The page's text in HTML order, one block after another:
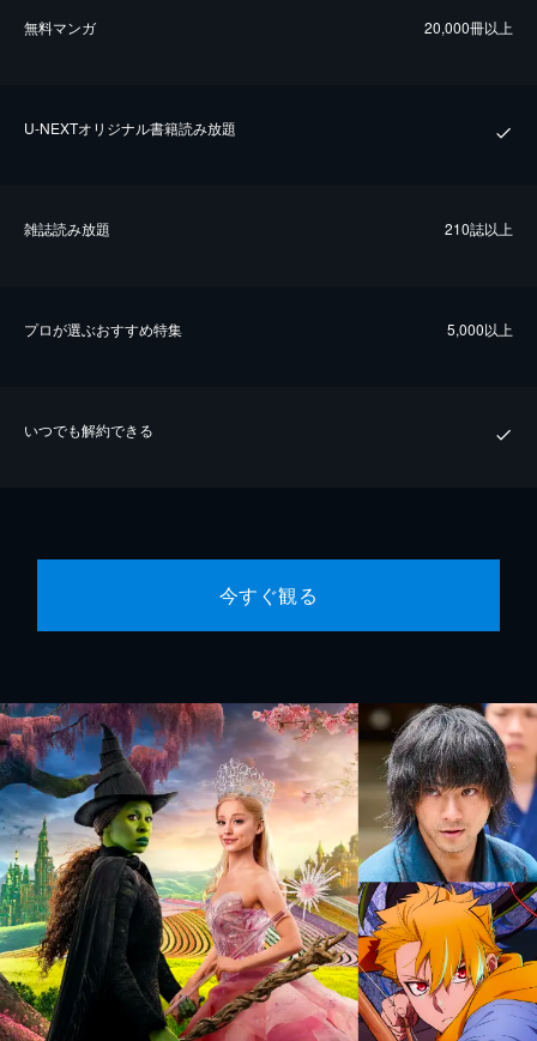
無料マンガ 20,000冊以上
U-NEXTオリジナル書籍読み放題
雑誌読み放題 210誌以上
プロが選ぶおすすめ特集 5,000以上
いつでも解約できる
今すぐ観る